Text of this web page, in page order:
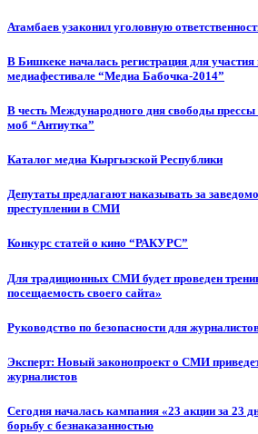
Атамбаев узаконил уголовную
В Бишкеке началась регистрация для участия
медиафестивале “Медиа Бабочка-2014”
В честь Международного дня свободы прессы
моб “Антиутка”
Каталог медиа Кыргызской Республики
Депутаты предлагают наказывать за
преступлении в СМИ
Конкурс статей о кино “РАКУРС”
Для традиционных СМИ будет проведен
посещаемость своего сайта»
Руководство по безопасности для
Эксперт: Новый законопроект о СМИ
журналистов
Сегодня началась кампания «23 акции за 23
борьбу с безнаказанностью